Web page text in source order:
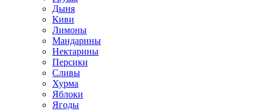
Дыня
Киви
Лимоны
Мандарины
Нектарины
Персики
Сливы
Хурма
Яблоки
Ягоды